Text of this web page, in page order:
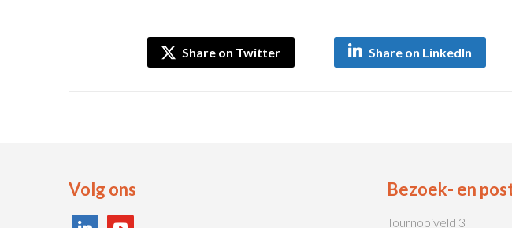
Share on Twitter Share on LinkedIn
Volg ons
linkedin youtube
Bezoek- en
Tournooiveld 3